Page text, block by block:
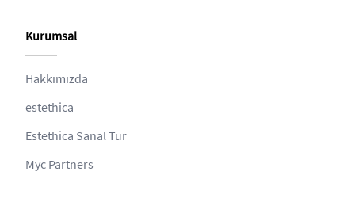
Kurumsal
Hakkımızda
estethica
Estethica Sanal Tur
Myc Partners